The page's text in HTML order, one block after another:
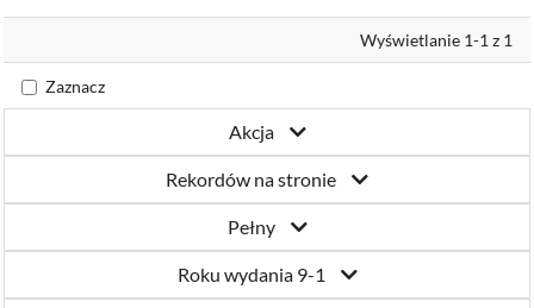
w
Katowicach
Wyświetlanie 1-1 z 1
Zaznacz
Akcja
Rekordów na stronie
Pełny
Roku wydania 9-1